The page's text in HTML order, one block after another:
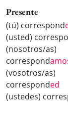
Presente
(tú) correspond
(usted)
(nosotros/as)
correspond
(vosotros/as)
corresponded
(ustedes)